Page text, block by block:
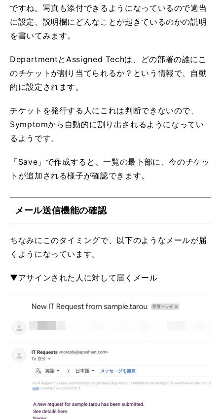
ですね。写真も添付できるようになっているので適当
に設定、説明欄にどんなことが起きているのかの説明
を書いてみます。
DepartmentとAssigned Techは、どの部署の誰にこ
のチケットが割り当てられるか？という情報で、自動
的に設定されます。
チケットを発行する人にこれは判断できないので、
Symptomから自動的に割り出されるようになってい
るようです。
「Save」で作成すると、一覧の最下部に、今のチケッ
トが追加される様子が確認できます。
メール送信機能の確認
ちなみにこのタイミングで、以下のようなメールが届
くようになっています。
▼アサインされた人に対して届くメール